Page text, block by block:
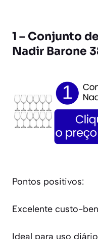
1 – Conjunto
Nadir Barone
Pontos positivos:
Excelente custo-
Ideal para uso